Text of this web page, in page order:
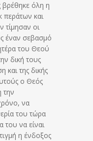
βρέθηκε όλη η
περάτων και
τίμησαν οι
έναν σεβασμό
του Θεού
δική τους
και της δικής
ο Θεός
την
να
του τώρα
του να είναι
η ένδοξος